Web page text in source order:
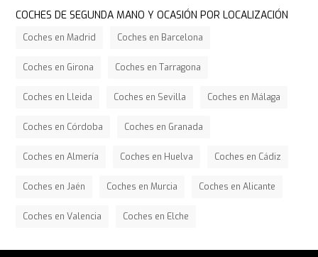
COCHES DE SEGUNDA MANO Y OCASIÓN POR LOCALIZACIÓN
Coches en Madrid Coches en Barcelona
Coches en Girona Coches en Tarragona
Coches en Lleida Coches en Sevilla Coches en Málaga
Coches en Córdoba Coches en Granada
Coches en Almería Coches en Huelva Coches en Cádiz
Coches en Jaén Coches en Murcia Coches en Alicante
Coches en Valencia Coches en Elche